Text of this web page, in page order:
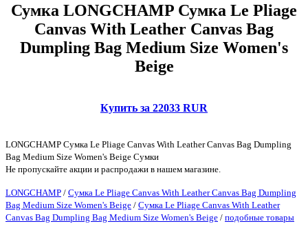
Сумка LONGCHAMP Сумка Le Pliage
Canvas With Leather Canvas Bag
Dumpling Bag Medium Size Women's
Beige
Купить за 22033 RUR
LONGCHAMP Сумка Le Pliage Canvas With Leather Canvas Bag Dumpling
Bag Medium Size Women's Beige Сумки
Не пропускайте акции и распродажи в нашем магазине.
LONGCHAMP / Сумка Le Pliage Canvas With Leather Canvas Bag Dumpling
Bag Medium Size Women's Beige / Сумка Le Pliage Canvas With Leather
Canvas Bag Dumpling Bag Medium Size Women's Beige / подобные товары